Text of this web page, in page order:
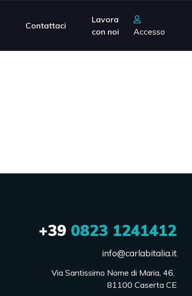
Contattaci
Lavora
con noi
Accesso
+390823 1241412
info@carlabitalia.it
Via Santissimo Nome di Maria, 46,
81100 Caserta CE